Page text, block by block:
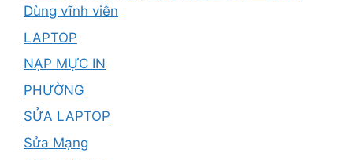
Dùng vĩnh viễn
LAPTOP
NẠP MỰC IN
PHƯỜNG
SỬA LAPTOP
Sửa Mạng